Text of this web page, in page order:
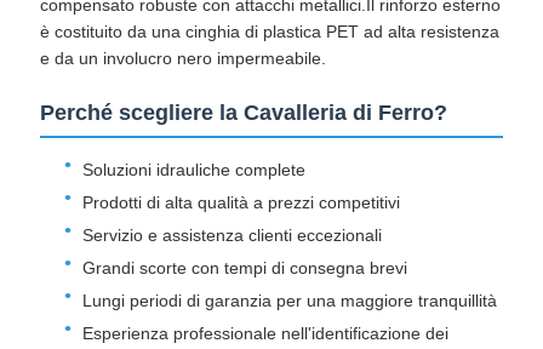
compensato robuste con attacchi metallici.Il rinforzo esterno
è costituito da una cinghia di plastica PET ad alta resistenza
e da un involucro nero impermeabile.
Perché scegliere la Cavalleria di Ferro?
Soluzioni idrauliche complete
Prodotti di alta qualità a prezzi competitivi
Servizio e assistenza clienti eccezionali
Grandi scorte con tempi di consegna brevi
Lungi periodi di garanzia per una maggiore tranquillità
Esperienza professionale nell'identificazione dei